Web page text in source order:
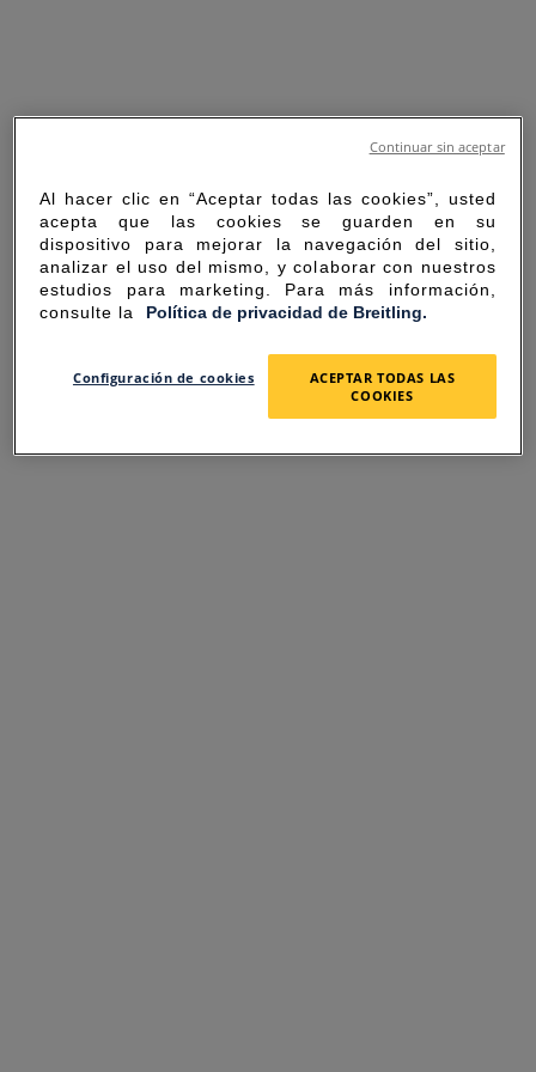
SORRY FOR THE
INCONVENIENCE
Al hacer clic en “Aceptar todas las cookies”, usted
acepta que las cookies se guarden en su
dispositivo para mejorar la navegación del sitio,
analizar el uso del mismo, y colaborar con nuestros
estudios para marketing. Para más información,
consulte la Política de privacidad de Breitling.
Configuración de cookies
ACEPTAR TODAS LAS
COOKIES
Continuar sin aceptar